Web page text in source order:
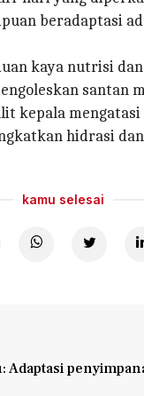
beradaptasi
kaya nutrisi
santan
kepala mengatasi
hidrasi
kamu selesai
Adaptasi